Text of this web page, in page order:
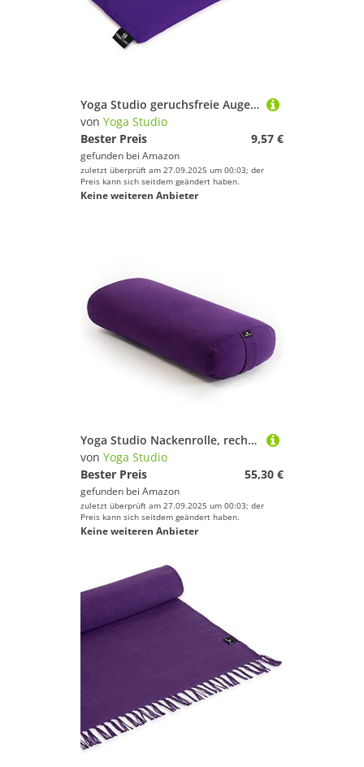
Yoga Studio geruchsfreie Augenkissen aus Leinsamen, violett
von Yoga Studio
Bester Preis
9,57 €
gefunden bei Amazon
zuletzt überprüft am 27.09.2025 um 00:03; der
Preis kann sich seitdem geändert haben.
Keine weiteren Anbieter
Yoga Studio Nackenrolle, rechteckig, leicht, violett
von Yoga Studio
Bester Preis
55,30 €
gefunden bei Amazon
zuletzt überprüft am 27.09.2025 um 00:03; der
Preis kann sich seitdem geändert haben.
Keine weiteren Anbieter